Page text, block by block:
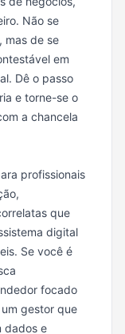
Não se
mas de se
em
Dê o passo
e torne-se o
a chancela
profissionais
que
digital
Se você é
focado
gestor que
dados e